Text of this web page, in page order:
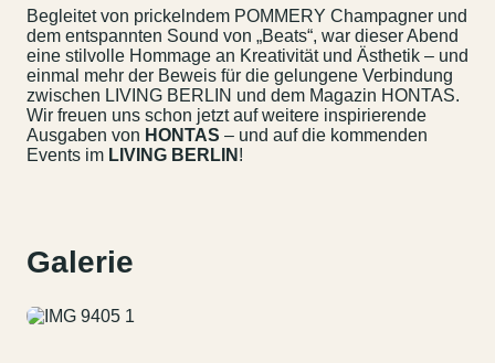
Begleitet von prickelndem POMMERY Champagner und
dem entspannten Sound von „Beats“, war dieser Abend
eine stilvolle Hommage an Kreativität und Ästhetik – und
einmal mehr der Beweis für die gelungene Verbindung
zwischen LIVING BERLIN und dem Magazin HONTAS.
Wir freuen uns schon jetzt auf weitere inspirierende
Ausgaben von HONTAS – und auf die kommenden
Events im LIVING BERLIN !
Galerie